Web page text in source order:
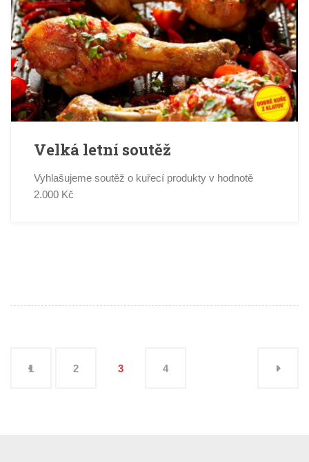
Velká letní soutěž
Vyhlašujeme soutěž o kuřecí produkty v hodnotě
2.000 Kč
1 2 3 4